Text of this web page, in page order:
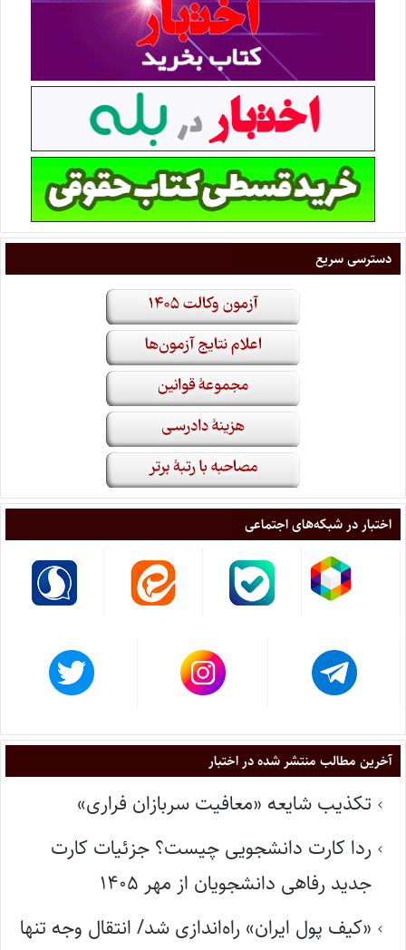
دسترسی سریع
اختبار در شبکه‌های اجتماعی
آخرین مطالب منتشر شده در اختبار
تکذیب شایعه «معافیت سربازان فراری»
ردا کارت دانشجویی چیست؟ جزئیات کارت
جدید رفاهی دانشجویان از مهر ۱۴۰۵
«کیف پول ایران» راه‌اندازی شد/ انتقال وجه تنها